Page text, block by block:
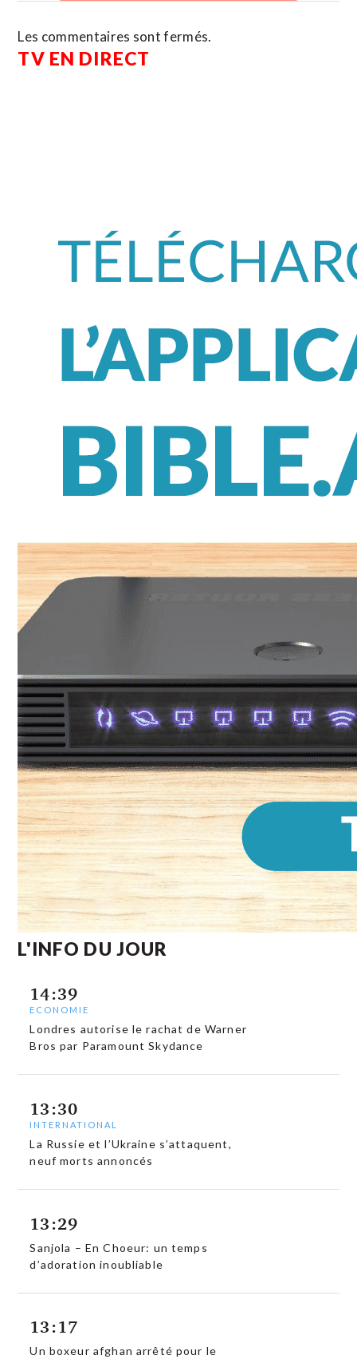
Les commentaires sont fermés.
TV EN DIRECT
L'INFO DU JOUR
14:39
ECONOMIE
Londres autorise le rachat de Warner
Bros par Paramount Skydance
13:30
INTERNATIONAL
La Russie et l’Ukraine s’attaquent,
neuf morts annoncés
13:29
Sanjola – En Choeur: un temps
d’adoration inoubliable
13:17
Un boxeur afghan arrêté pour le